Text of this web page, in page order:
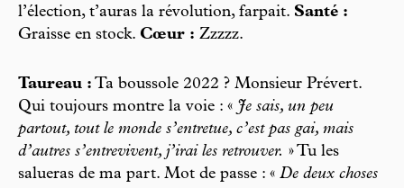
l’élection, t’auras la révolution, farpait. Santé :
Graisse en stock. Cœur : Zzzzz.
Taureau : Ta boussole 2022 ? Monsieur Prévert.
Qui toujours montre la voie : « Je sais, un peu
partout, tout le monde s’entretue, c’est pas gai, mais
d’autres s’entrevivent, j’irai les retrouver. » Tu les
salueras de ma part. Mot de passe : « De deux choses